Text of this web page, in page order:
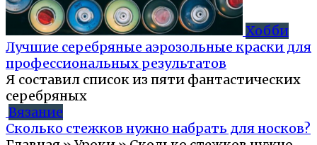
Хобби
Лучшие серебряные аэрозольные краски для
профессиональных результатов
Я составил список из пяти фантастических
серебряных
Вязание
Сколько стежков нужно набрать для носков?